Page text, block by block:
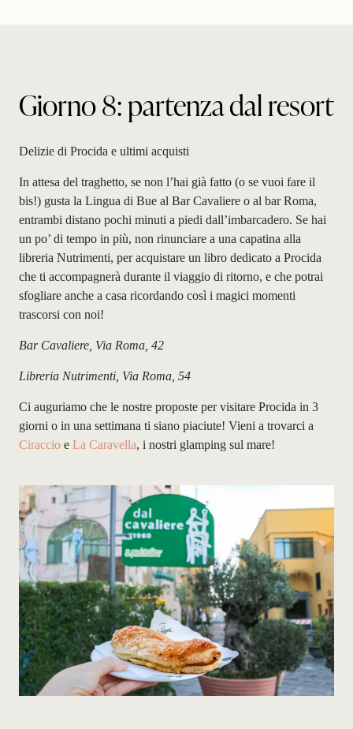
Giorno 8: partenza dal resort
Delizie di Procida e ultimi acquisti
In attesa del traghetto, se non l’hai già fatto (o se vuoi fare il
bis!) gusta la Lingua di Bue al Bar Cavaliere o al bar Roma,
entrambi distano pochi minuti a piedi dall’imbarcadero. Se hai
un po’ di tempo in più, non rinunciare a una capatina alla
libreria Nutrimenti, per acquistare un libro dedicato a Procida
che ti accompagnerà durante il viaggio di ritorno, e che potrai
sfogliare anche a casa ricordando così i magici momenti
trascorsi con noi!
Bar Cavaliere, Via Roma, 42
Libreria Nutrimenti, Via Roma, 54
Ci auguriamo che le nostre proposte per visitare Procida in 3
giorni o in una settimana ti siano piaciute! Vieni a trovarci a
Ciraccio e La Caravella, i nostri glamping sul mare!